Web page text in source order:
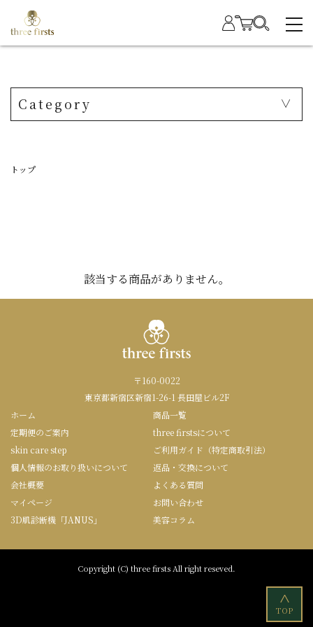
Category
トップ
該当する商品がありません。
〒160-0022
東京都新宿区新宿1-26-1 長田屋ビル2F
ホーム
商品一覧
定期便のご案内
three firstsについて
skin care step
ご利用ガイド（特定商取引法）
個人情報のお取り扱いについて
返品・交換について
会社概要
よくある質問
マイページ
お問い合わせ
3D肌診断機「JANUS」
美容コラム
Copyright (C) three firsts All right reseved.
<
TOP